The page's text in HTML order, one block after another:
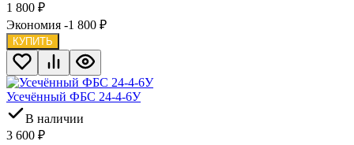
1 800 ₽
Экономия -1 800 ₽
КУПИТЬ
Усечённый ФБС 24-4-6У
В наличии
3 600 ₽